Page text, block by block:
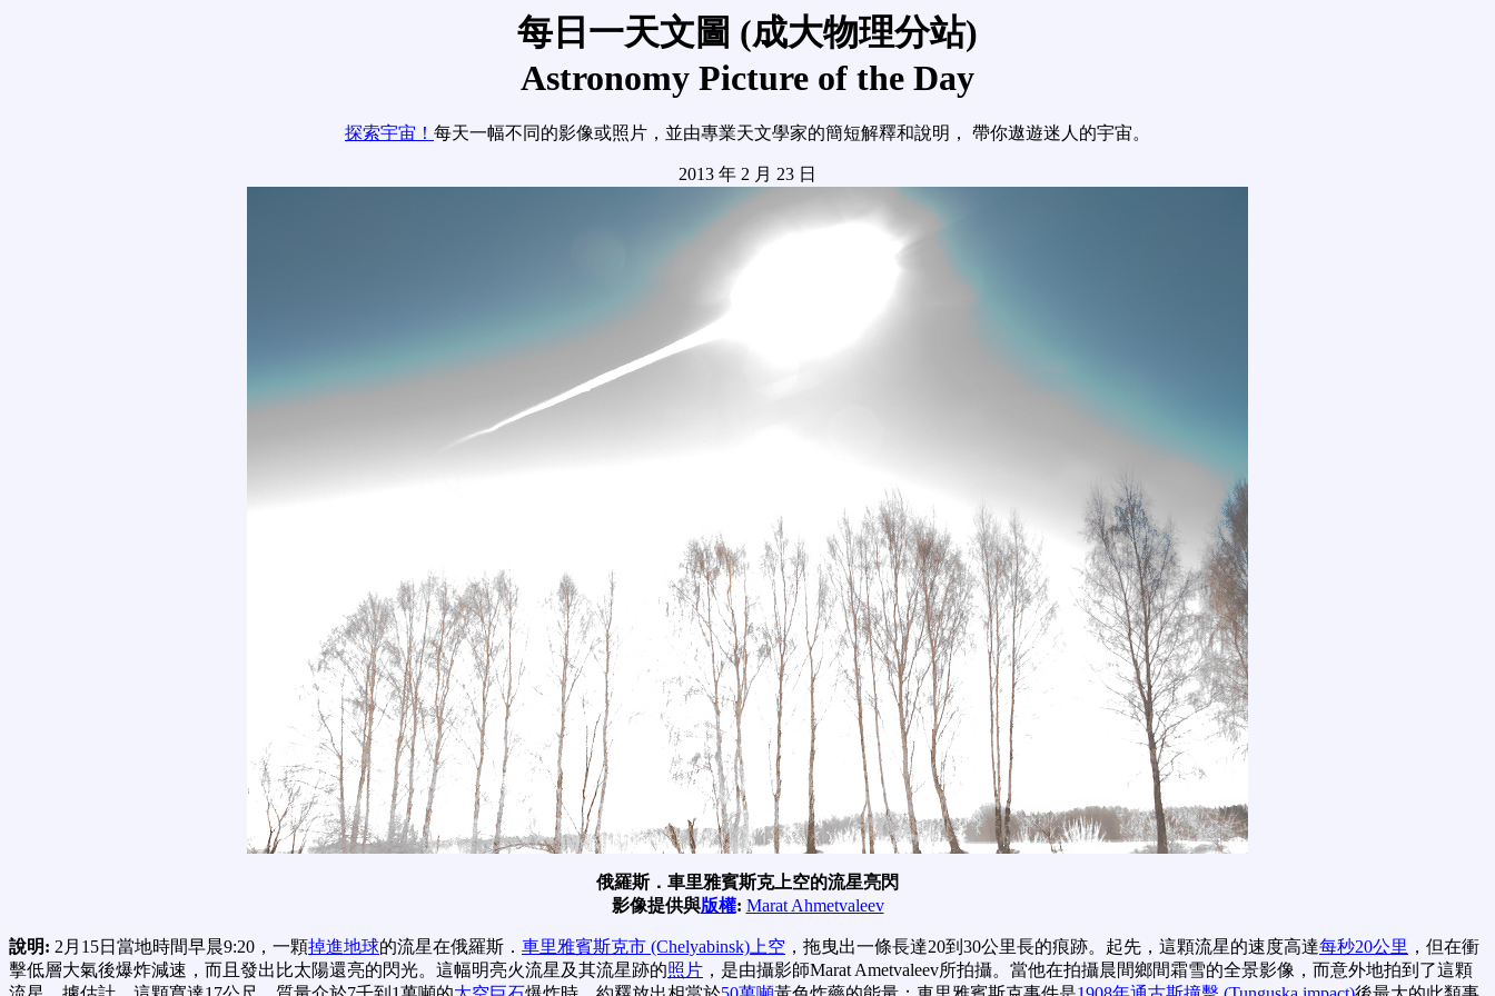
每日一天文圖 (成大物理分站)
Astronomy Picture of the Day
探索宇宙！ 每天一幅不同的影像或照片，並由專業天文學家的簡短解釋和說明， 帶你遨遊迷人的宇宙。
2013 年 2 月 23 日
俄羅斯．車里雅賓斯克上空的流星亮閃
影像提供與版權: Marat Ahmetvaleev
說明: 2月15日當地時間早晨9:20，一顆掉進地球的流星在俄羅斯． 車里雅賓斯克市 (Chelyabinsk)上空 ，拖曳出一條長達20到30公里長的痕跡。起先，這顆流星的速度高達每秒20公里 ，但在衝
擊低層大氣後爆炸減速，而且發出比太陽還亮的閃光。這幅明亮火流星及其流星跡的照片 ，是由攝影師Marat Ametvaleev所拍攝。當他在拍攝晨間鄉間霜雪的全景影像，而意外地拍到了這顆